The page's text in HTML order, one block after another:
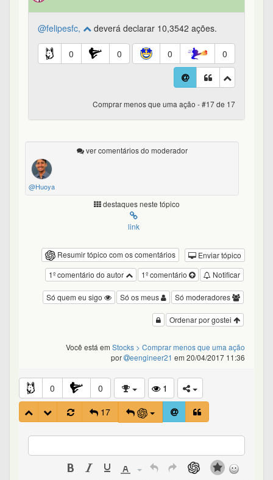
@felipesfc, deverá declarar 10,3542 ações.
0 0 0 0
Comprar menos que uma ação - #17 de 17
ver comentários do moderador
@Huoya
destaques neste tópico
link
Resumir tópico com os comentários
Enviar tópico
Notificar
1º comentário
1º comentário do autor
Só moderadores
Só os meus
Só quem eu sigo
Ordenar por gostei
Você está em Stocks > Comprar menos que uma ação
por
eengineer21 em 20/04/2017 11:36
0 0
1
17